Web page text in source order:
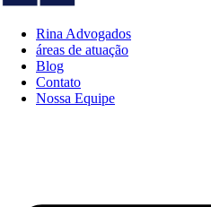
Rina Advogados
áreas de atuação
Blog
Contato
Nossa Equipe